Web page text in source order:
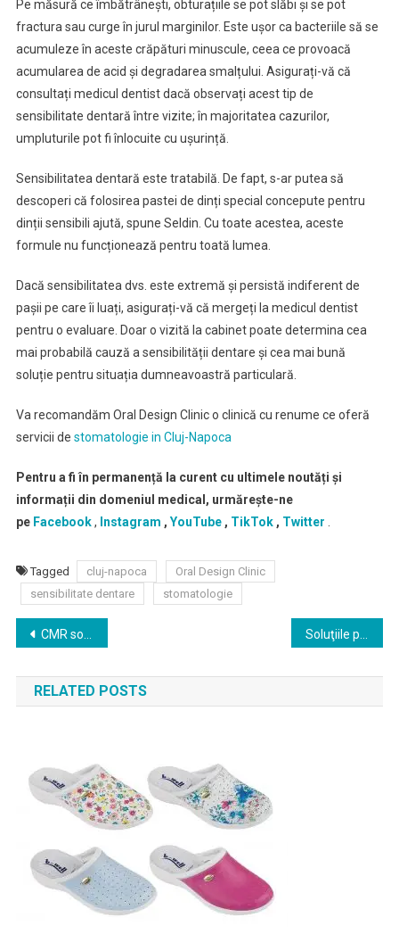
Pe măsură ce îmbătrânești, obturațiile se pot slăbi și se pot
fractura sau curge în jurul marginilor. Este ușor ca bacteriile să se
acumuleze în aceste crăpături minuscule, ceea ce provoacă
acumularea de acid și degradarea smalțului. Asigurați-vă că
consultați medicul dentist dacă observați acest tip de
sensibilitate dentară între vizite; în majoritatea cazurilor,
umpluturile pot fi înlocuite cu ușurință.
Sensibilitatea dentară este tratabilă. De fapt, s-ar putea să
descoperi că folosirea pastei de dinți special concepute pentru
dinții sensibili ajută, spune Seldin. Cu toate acestea, aceste
formule nu funcționează pentru toată lumea.
Dacă sensibilitatea dvs. este extremă și persistă indiferent de
pașii pe care îi luați, asigurați-vă că mergeți la medicul dentist
pentru o evaluare. Doar o vizită la cabinet poate determina cea
mai probabilă cauză a sensibilității dentare și cea mai bună
soluție pentru situația dumneavoastră particulară.
Va recomandăm Oral Design Clinic o clinică cu renume ce oferă
servicii de stomatologie in Cluj-Napoca
Pentru a fi în permanență la curent cu ultimele noutăți și
informații din domeniul medical, urmărește-ne
pe Facebook, Instagram , YouTube, TikTok, Twitter .
Tagged cluj-napoca
Oral Design Clinic
sensibilitate dentare
stomatologie
Navigare
în
articole
CMR solicită CNAS transparentizarea efectivă și imediată a informațiilor de tipul analize, studii, cercetări și alte documente similare care fundamentează deciziile ce au stat la baza redactării CoCa și norme Soluţiile pentru sănătate se pot găsi doar prin dialog
RELATED POSTS